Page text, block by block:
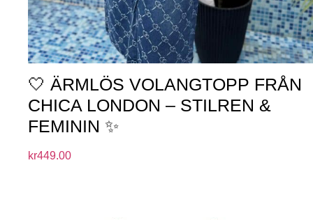
🤍 ÄRMLÖS VOLANGTOPP FRÅN
CHICA LONDON – STILREN &
FEMININ ✨
kr449.00